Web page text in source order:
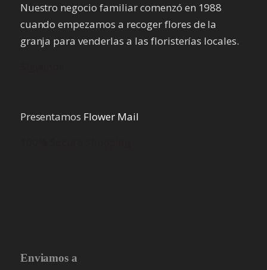
Nuestro negocio familiar comenzó en 1988
cuando empezamos a recoger flores de la
granja para venderlas a las floristerías locales.
Presentamos Flower Mail
Enviamos a